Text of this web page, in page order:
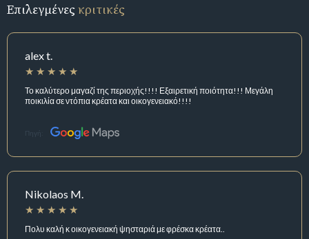
Επιλεγμένεςκριτικές
alex t.
Το καλύτερο μαγαζί της περιοχής!!!! Εξαιρετική ποιότητα!!! Μεγάλη
ποικιλία σε ντόπια κρέατα και οικογενειακό!!!!
Πηγή:
Nikolaos M.
Πολυ καλή κ οικογενειακή ψησταριά με φρέσκα κρέατα..